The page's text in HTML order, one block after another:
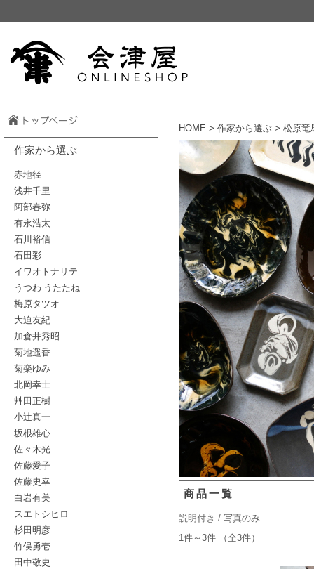
作家から選ぶ
赤地径
浅井千里
阿部春弥
有永浩太
石川裕信
石田彩
イワオトナリテ
うつわ うたたね
梅原タツオ
大迫友紀
加倉井秀昭
菊地遥香
菊楽ゆみ
北岡幸士
艸田正樹
小辻真一
坂根雄心
佐々木光
佐藤愛子
佐藤史幸
白岩有美
スエトシヒロ
杉田明彦
竹俣勇壱
田中敬史
HOME > 作家から選ぶ > 松原竜
商品一覧
説明付き / 写真のみ
1件～3件 （全3件）